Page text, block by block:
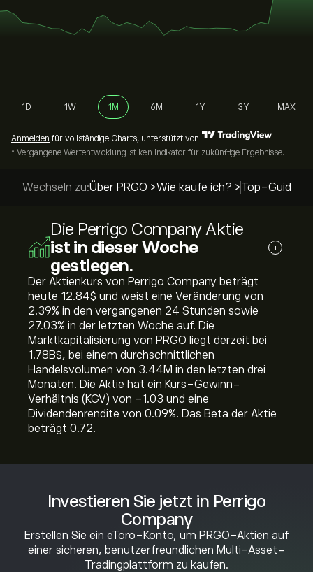
Investieren Sie jetzt in Perrigo
Company
Erstellen Sie ein eToro-Konto, um PRGO-Aktien auf
einer sicheren, benutzerfreundlichen Multi-Asset-
Tradingplattform zu kaufen.
1D 1W 1M 6M 1Y 3Y MAX
Anmelden für vollständige Charts, unterstützt von
* Vergangene Wertentwicklung ist kein Indikator für zukünftige Ergebnisse.
Wechseln zu:Über PRGO >Wie kaufe ich? >Top-Guides >
Die Perrigo Company Aktie
ist in dieser Woche
gestiegen.
i
Der Aktienkurs von Perrigo Company beträgt
heute 12.84‎$‎ und weist eine Veränderung von
‎2.39‎% in den vergangenen 24 Stunden sowie
‎27.03‎% in der letzten Woche auf. Die
Marktkapitalisierung von PRGO liegt derzeit bei
1.78B‎$‎, bei einem durchschnittlichen
Handelsvolumen von 3.44M in den letzten drei
Monaten. Die Aktie hat ein Kurs-Gewinn-
Verhältnis (KGV) von -1.03 und eine
Dividendenrendite von 0.09%. Das Beta der Aktie
beträgt 0.72.